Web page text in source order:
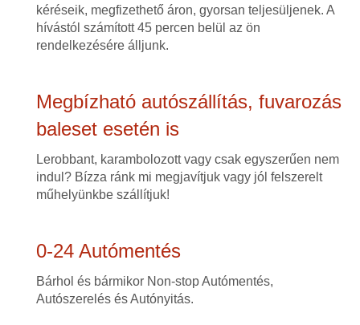
kéréseik, megfizethető áron, gyorsan teljesüljenek. A
hívástól számított 45 percen belül az ön
rendelkezésére álljunk.
Megbízható autószállítás, fuvarozás
baleset esetén is
Lerobbant, karambolozott vagy csak egyszerűen nem
indul? Bízza ránk mi megjavítjuk vagy jól felszerelt
műhelyünkbe szállítjuk!
0-24 Autómentés
Bárhol és bármikor Non-stop Autómentés,
Autószerelés és Autónyitás.